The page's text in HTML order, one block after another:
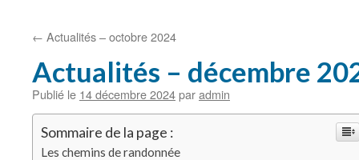
← Actualités – octobre 2024
Actualités – décembre
Publié le 14 décembre 2024paradmin
Sommaire de la page :
Les chemins de randonnée